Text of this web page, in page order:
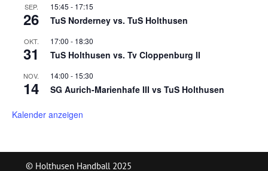
SEP.
26
15:45 - 17:15
TuS Norderney vs. TuS Holthusen
OKT.
31
17:00 - 18:30
TuS Holthusen vs. Tv Cloppenburg II
NOV.
14
14:00 - 15:30
SG Aurich-Marienhafe III vs TuS Holthusen
Kalender anzeigen
© Holthusen Handball 2025